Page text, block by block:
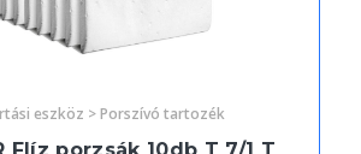
eszköz > Porszívó tartozék